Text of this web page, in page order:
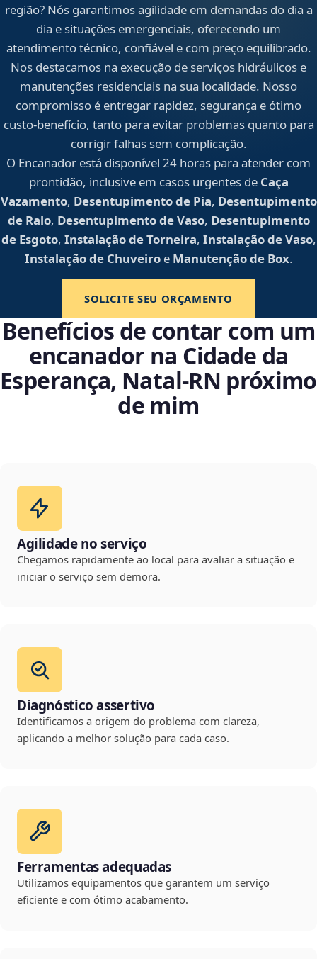
região? Nós garantimos agilidade em demandas do dia a
dia e situações emergenciais, oferecendo um
atendimento técnico, confiável e com preço equilibrado.
Nos destacamos na execução de serviços hidráulicos e
manutenções residenciais na sua localidade. Nosso
compromisso é entregar rapidez, segurança e ótimo
custo-benefício, tanto para evitar problemas quanto para
corrigir falhas sem complicação.
O Encanador está disponível 24 horas para atender com
prontidão, inclusive em casos urgentes de Caça
Vazamento, Desentupimento de Pia, Desentupimento
de Ralo, Desentupimento de Vaso, Desentupimento
de Esgoto, Instalação de Torneira, Instalação de Vaso,
Instalação de Chuveiroe Manutenção de Box.
SOLICITE SEU ORÇAMENTO
Benefícios de contar com um
encanador na Cidade da
Esperança, Natal‑RN próximo
de mim
Agilidade no serviço
Chegamos rapidamente ao local para avaliar a situação e
iniciar o serviço sem demora.
Diagnóstico assertivo
Identificamos a origem do problema com clareza,
aplicando a melhor solução para cada caso.
Ferramentas adequadas
Utilizamos equipamentos que garantem um serviço
eficiente e com ótimo acabamento.